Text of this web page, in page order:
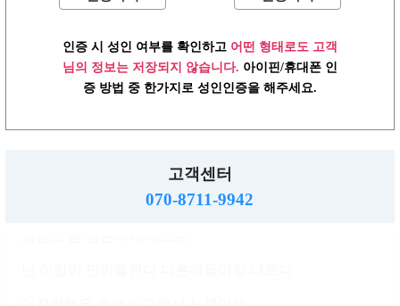
밋밋한 이목구비일수록 민삘에 가까워서 글치
저 화장진하게하고 짙은색입으면
밤일 오래 했냐고 하는데
아이보리~ 베이지 계열 청순하게 입고
인증 시 성인 여부를 확인하고 어떤 형태로도 고객
님의 정보는 저장되지 않습니다. 아이핀/휴대폰 인
증 방법 중 한가지로 성인인증을 해주세요.
고객센터
070-8711-9942